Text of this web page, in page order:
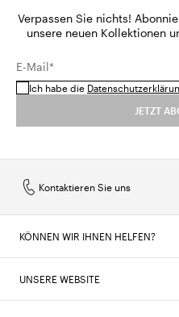
Verpassen Sie nichts!
unsere neuen Kollektionen
E-Mail*
Ich habe die
JETZT
Kontaktieren Sie uns
KÖNNEN WIR IHNEN HELFEN?
UNSERE WEBSITE